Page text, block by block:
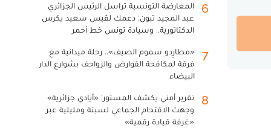
6
المعارضة التونسية تراسل الرئيس الجزائري
عبد المجيد تبون: دعمك لقيس سعيد يكرس
الدكتاتورية.. وسيادة تونس خط أحمر
7
«مطارِدو سموم الصيف».. رحلة ميدانية مع
فرقة لمكافحة القوارض والزواحف بشوارع الدار
البيضاء
8
تقرير أمني يكشف المستور: «أيادي جزائرية»
وجهت الاقتحام الجماعي لسبتة ومليلية عبر
«غرفة قيادة رقمية»